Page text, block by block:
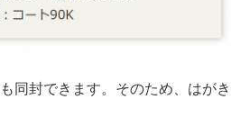
同封できます。そのため、はがき